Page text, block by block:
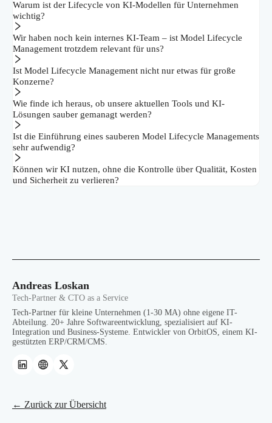
Warum ist der Lifecycle von KI-Modellen für Unternehmen
wichtig?
Wir haben noch kein internes KI-Team – ist Model Lifecycle
Management trotzdem relevant für uns?
Ist Model Lifecycle Management nicht nur etwas für große
Konzerne?
Wie finde ich heraus, ob unsere aktuellen Tools und KI-
Lösungen sauber gemanagt werden?
Ist die Einführung eines sauberen Model Lifecycle Managements
sehr aufwendig?
Können wir KI nutzen, ohne die Kontrolle über Qualität, Kosten
und Sicherheit zu verlieren?
Andreas Loskan
Tech-Partner & CTO as a Service
Tech-Partner für kleine Unternehmen (1-30 MA) ohne eigene IT-
Abteilung. 20+ Jahre Softwareentwicklung, spezialisiert auf KI-
Integration und Business-Systeme. Entwickler von OrbitOS, einem KI-
gestützten ERP/CRM/CMS.
← Zurück zur Übersicht